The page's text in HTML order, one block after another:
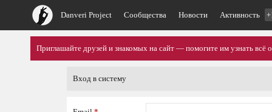
Danveri Project Сообщества Новости Активность
Приглашайте друзей и знакомых на сайт — помогите им узнать всё
Вход в систему